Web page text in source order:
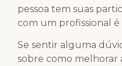
pessoa tem suas
com um profissional
Se sentir alguma
sobre como melhorar